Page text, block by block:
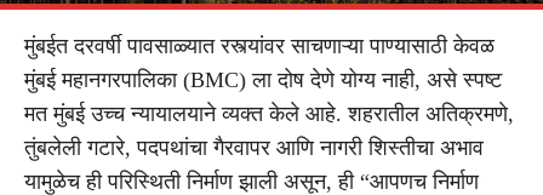
मुंबईत दरवर्षी पावसाळ्यात रस्त्यांवर साचणाऱ्या पाण्यासाठी केवळ
मुंबई महानगरपालिका (BMC) ला दोष देणे योग्य नाही, असे स्पष्ट
मत मुंबई उच्च न्यायालयाने व्यक्त केले आहे. शहरातील अतिक्रमणे,
तुंबलेली गटारे, पदपथांचा गैरवापर आणि नागरी शिस्तीचा अभाव
यामुळेच ही परिस्थिती निर्माण झाली असून, ही “आपणच निर्माण